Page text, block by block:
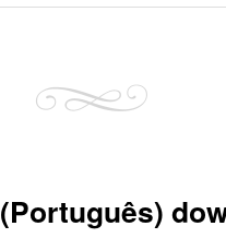
(Português)